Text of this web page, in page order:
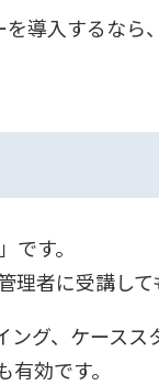
導入するな
す。
者に受講して
グ、ケースス
効です。